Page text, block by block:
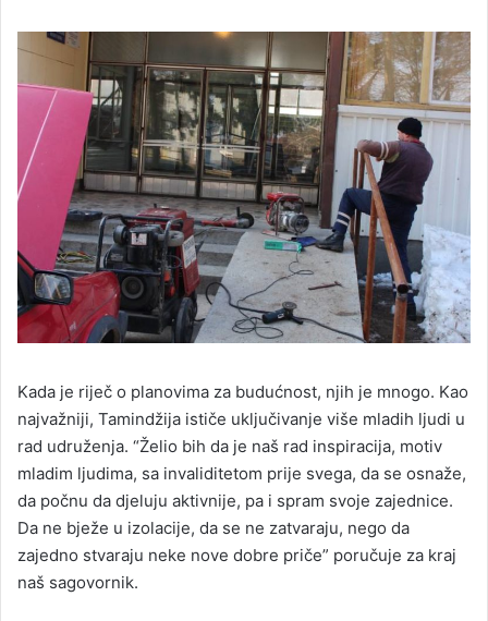
Kada je riječ o planovima za budućnost, njih je mnogo. Kao
najvažniji, Tamindžija ističe uključivanje više mladih ljudi u
rad udruženja. “Želio bih da je naš rad inspiracija, motiv
mladim ljudima, sa invaliditetom prije svega, da se osnaže,
da počnu da djeluju aktivnije, pa i spram svoje zajednice.
Da ne bježe u izolacije, da se ne zatvaraju, nego da
zajedno stvaraju neke nove dobre priče” poručuje za kraj
naš sagovornik.